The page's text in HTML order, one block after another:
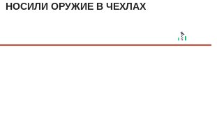
НОСИЛИ ОРУЖИЕ В ЧЕХЛАХ